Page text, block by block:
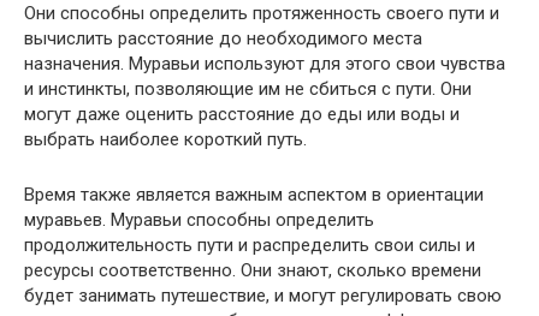
Они способны определить протяженность своего пути и
вычислить расстояние до необходимого места
назначения. Муравьи используют для этого свои чувства
и инстинкты, позволяющие им не сбиться с пути. Они
могут даже оценить расстояние до еды или воды и
выбрать наиболее короткий путь.
Время также является важным аспектом в ориентации
муравьев. Муравьи способны определить
продолжительность пути и распределить свои силы и
ресурсы соответственно. Они знают, сколько времени
будет занимать путешествие, и могут регулировать свою